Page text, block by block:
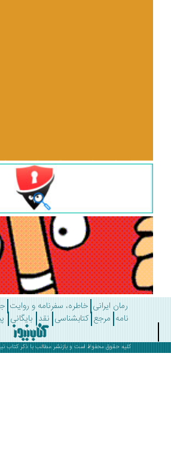
رمان ایرانی خاطره، سفرنامه و روایت جامعه
مرجع کتابشناسی نقد بایگانی پیگیری
کلیه حقوق محفوظ است و بازنشر مطالب با ذکرکتاب نیوزو درج